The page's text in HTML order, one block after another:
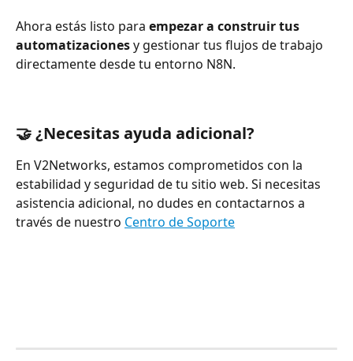
Ahora estás listo para empezar a construir tus
automatizaciones y gestionar tus flujos de trabajo
directamente desde tu entorno N8N.
🤝 ¿Necesitas ayuda adicional?
En V2Networks, estamos comprometidos con la
estabilidad y seguridad de tu sitio web. Si necesitas
asistencia adicional, no dudes en contactarnos a
través de nuestro Centro de Soporte